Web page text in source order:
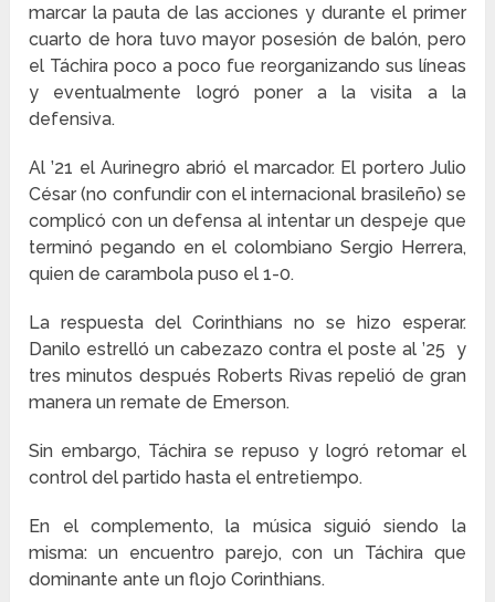
marcar la pauta de las acciones y durante el primer
cuarto de hora tuvo mayor posesión de balón, pero
el Táchira poco a poco fue reorganizando sus líneas
y eventualmente logró poner a la visita a la
defensiva.
Al ’21 el Aurinegro abrió el marcador. El portero Julio
César (no confundir con el internacional brasileño) se
complicó con un defensa al intentar un despeje que
terminó pegando en el colombiano Sergio Herrera,
quien de carambola puso el 1-0.
La respuesta del Corinthians no se hizo esperar.
Danilo estrelló un cabezazo contra el poste al ’25 y
tres minutos después Roberts Rivas repelió de gran
manera un remate de Emerson.
Sin embargo, Táchira se repuso y logró retomar el
control del partido hasta el entretiempo.
En el complemento, la música siguió siendo la
misma: un encuentro parejo, con un Táchira que
dominante ante un flojo Corinthians.